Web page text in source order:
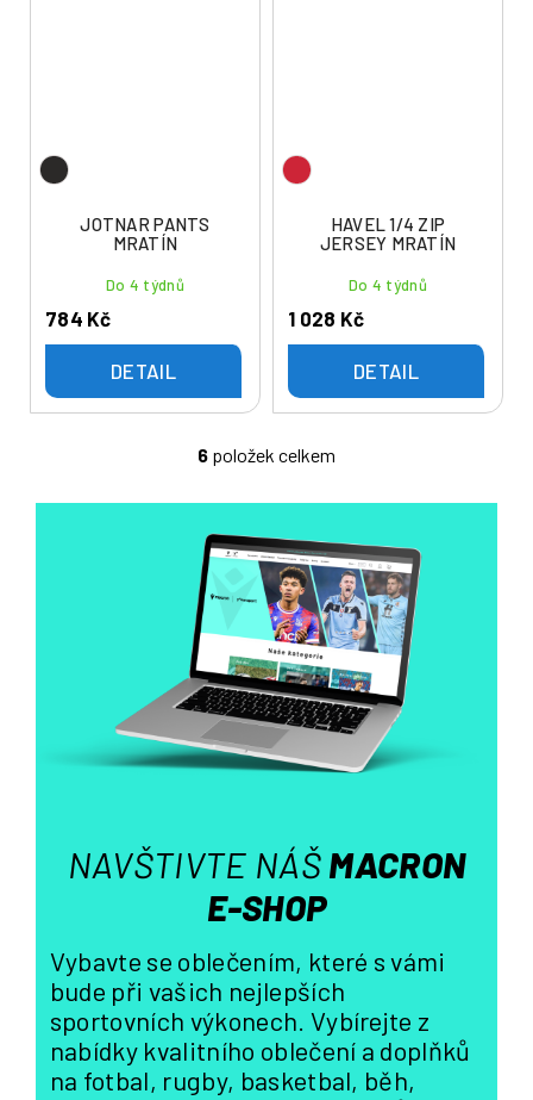
JOTNAR PANTS
MRATÍN
Do 4 týdnů
784 Kč
DETAIL
HAVEL 1/4 ZIP
JERSEY MRATÍN
Do 4 týdnů
1 028 Kč
DETAIL
O
á
d
a
c
í
p
r
v
k
y
p
i
s
6 položek celkem
NAVŠTIVTE NÁŠMACRON
E-SHOP
Vybavte se oblečením, které s vámi
bude při vašich nejlepších
sportovních výkonech. Vybírejte z
nabídky kvalitního oblečení a doplňků
na fotbal, rugby, basketbal, běh,